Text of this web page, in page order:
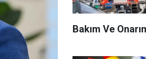
Bakım Ve